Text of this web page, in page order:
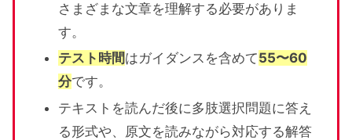
さまざまな文章を理解する必要がありま
す。
テスト時間はガイダンスを含めて55〜60
分です。
テキストを読んだ後に多肢選択問題に答え
る形式や、原文を読みながら対応する解答